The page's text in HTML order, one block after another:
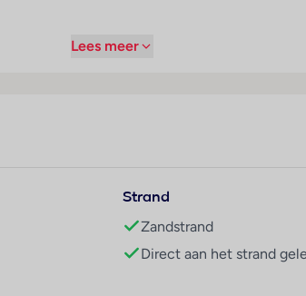
Lees meer
Strand
Zandstrand
Direct aan het strand